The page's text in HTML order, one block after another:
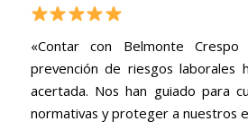
«Contar con Belmonte
prevención de riesgos laborales
acertada. Nos han guiado para
normativas y proteger a nuestros